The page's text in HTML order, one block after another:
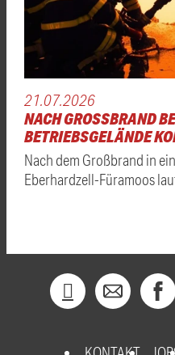
21.07.2026
NACH GROSSBRAND
ETRIEBSGELÄNDE
Nach dem Großbrand in
Eberhardzell-Füramoos